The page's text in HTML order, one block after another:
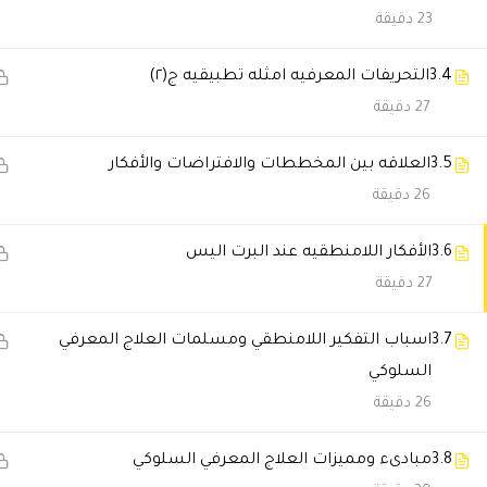
23 دقيقة
3.4التحريفات المعرفيه امثله تطبيقيه ج(٢)
27 دقيقة
3.5العلاقه بين المخططات والافتراضات والأفكار
26 دقيقة
3.6الأفكار اللامنطقيه عند البرت اليس
27 دقيقة
3.7اسباب التفكير اللامنطقي ومسلمات العلاج المعرفي
السلوكي
26 دقيقة
3.8مبادىء ومميزات العلاج المعرفي السلوكي
ربي أكرمني بوظيفة أفضل بعد
عبدالعزيز الكندي